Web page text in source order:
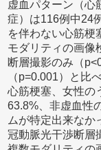
虚血パターン（心
症）は116例中24
を伴わない心筋梗
モダリティの画像
断層撮影のみ（
（p=0.001）と比
心筋梗塞、女性の
63.8%、非虚血性
ムが特定出来なか
冠動脈光干渉断層